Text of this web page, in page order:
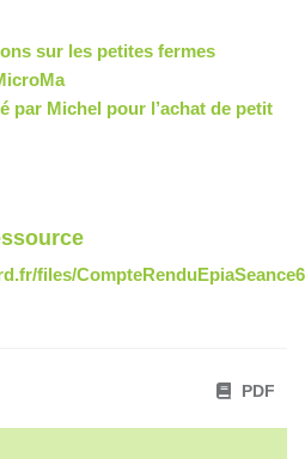
sur les petites fermes
par Michel pour l’achat de petit
files/
PDF